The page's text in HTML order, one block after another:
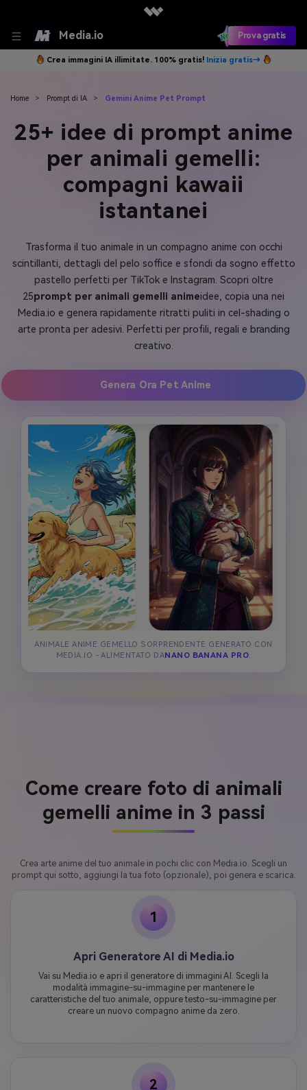
Media.io Prova gratis
Crea immagini IA illimitate. 100% gratis! Inizia gratis→
Home > Prompt di IA > Gemini Anime Pet Prompt
25+ idee di prompt anime
per animali gemelli:
compagni kawaii
istantanei
Trasforma il tuo animale in un compagno anime con occhi
scintillanti, dettagli del pelo soffice e sfondi da sogno effetto
pastello perfetti per TikTok e Instagram. Scopri oltre
25prompt per animali gemelli animeidee, copia una nei
Media.io e genera rapidamente ritratti puliti in cel-shading o
arte pronta per adesivi. Perfetti per profili, regali e branding
creativo.
Genera Ora Pet Anime
ANIMALE ANIME GEMELLO SORPRENDENTE GENERATO CON
MEDIA.IO - ALIMENTATO DANANO BANANA PRO.
Come creare foto di animali
gemelli anime in 3 passi
Crea arte anime del tuo animale in pochi clic con Media.io. Scegli un
prompt qui sotto, aggiungi la tua foto (opzionale), poi genera e scarica.
1
Apri Generatore AI di Media.io
Vai su Media.io e apri il generatore di immagini AI. Scegli la
modalità immagine-su-immagine per mantenere le
caratteristiche del tuo animale, oppure testo-su-immagine per
creare un nuovo compagno anime da zero.
2